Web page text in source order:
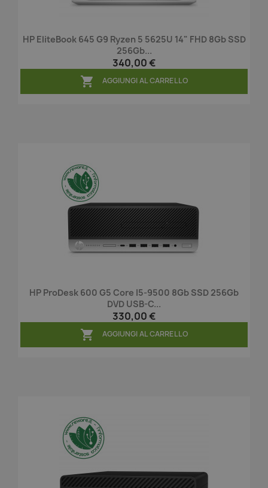
HP EliteBook 645 G9 Ryzen 5 5625U 14" FHD 8Gb SSD
256Gb...
340,00 €
 AGGIUNGI AL CARRELLO
HP ProDesk 600 G5 Core I5-9500 8Gb SSD 256Gb
DVD USB-C...
330,00 €
 AGGIUNGI AL CARRELLO